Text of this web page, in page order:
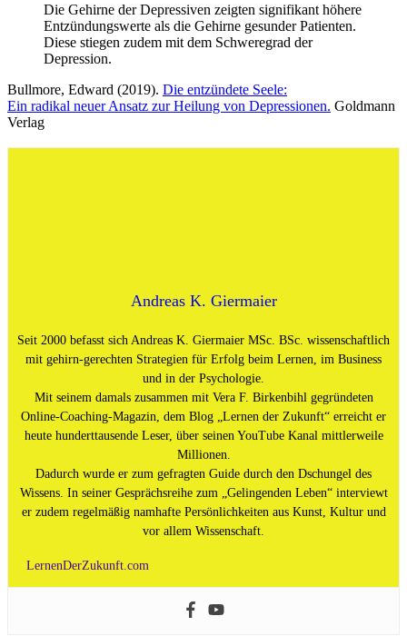
Die Gehirne der Depressiven zeigten signifikant höhere
Entzündungswerte als die Gehirne gesunder Patienten.
Diese stiegen zudem mit dem Schweregrad der
Depression.
Bullmore, Edward (2019). Die entzündete Seele:
Ein radikal neuer Ansatz zur Heilung von Depressionen. Goldmann
Verlag
Andreas K. Giermaier
Seit 2000 befasst sich Andreas K. Giermaier MSc. BSc. wissenschaftlich
mit gehirn-gerechten Strategien für Erfolg beim Lernen, im Business
und in der Psychologie.
Mit seinem damals zusammen mit Vera F. Birkenbihl gegründeten
Online-Coaching-Magazin, dem Blog „Lernen der Zukunft“ erreicht er
heute hunderttausende Leser, über seinen YouTube Kanal mittlerweile
Millionen.
Dadurch wurde er zum gefragten Guide durch den Dschungel des
Wissens. In seiner Gesprächsreihe zum „Gelingenden Leben“ interviewt
er zudem regelmäßig namhafte Persönlichkeiten aus Kunst, Kultur und
vor allem Wissenschaft.
LernenDerZukunft.com